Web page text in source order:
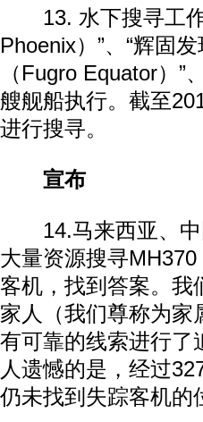
13. 水下搜寻工作
Phoenix）”、“辉固
（Fugro Equator）”
艘舰船执行。截至
进行搜寻。
宣布
14.马来西亚、中
大量资源搜寻
客机，找到答案。我
家人（我们尊称为家
有可靠的线索进行了
人遗憾的是，经过
仍未找到失踪客机的